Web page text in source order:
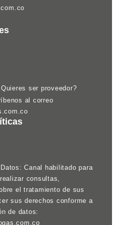
ser proveedor?
al correo
Canal habilitado para
consultas,
el tratamiento de sus
sus derechos conforme a
de datos: